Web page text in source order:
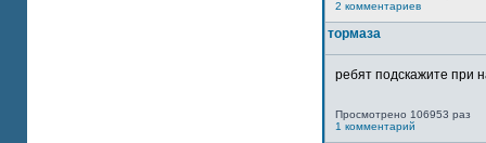
2 комментариев
тормаза
ребят подскажите при
Просмотрено 106953 раз
1 комментарий